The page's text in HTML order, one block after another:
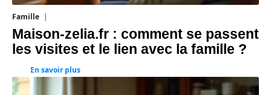
Famille
Maison-zelia.fr : comment se passent
les visites et le lien avec la famille ?
En savoir plus